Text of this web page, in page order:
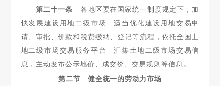
第二十一条 各地区要在国家统一制度规定下，加
快发展建设 用地二级市场，适当优化建设用地交易申
请、审批、价款和税费缴纳、登记等流程，依托全国土
地二级市场交易服务平台，汇集土地二级市场交易信
息，主动发布公示地价、成交价、交易规则等信息。
第二节 健全统一的劳动力市场